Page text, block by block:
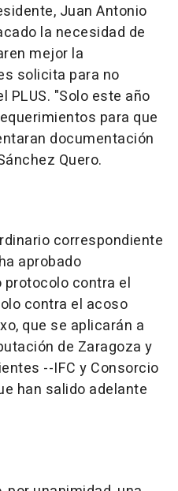
Juan Antonio
la necesidad de
mejor la
solicita para no
PLUS. "Solo este año
para que
documentación
Quero.
correspondiente
aprobado
contra el
contra el acoso
que se aplicarán a
de Zaragoza y
--IFC y Consorcio
han salido adelante